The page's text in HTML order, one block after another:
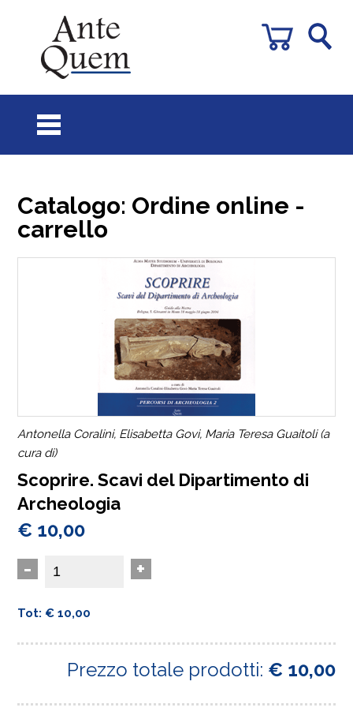
Catalogo: Ordine online -
carrello
Antonella Coralini, Elisabetta Govi, Maria Teresa Guaitoli (a
cura di)
Scoprire. Scavi del Dipartimento di
Archeologia
€ 10,00
- +
Tot: € 10,00
Prezzo totale prodotti: € 10,00